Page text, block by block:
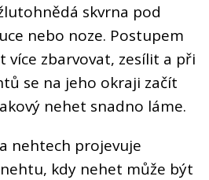
skvrna pod
nebo noze. Postupem
více zbarvovat, zesílit a při
se na jeho okraji začít
nehet snadno láme.
nehtech projevuje
kdy nehet může být